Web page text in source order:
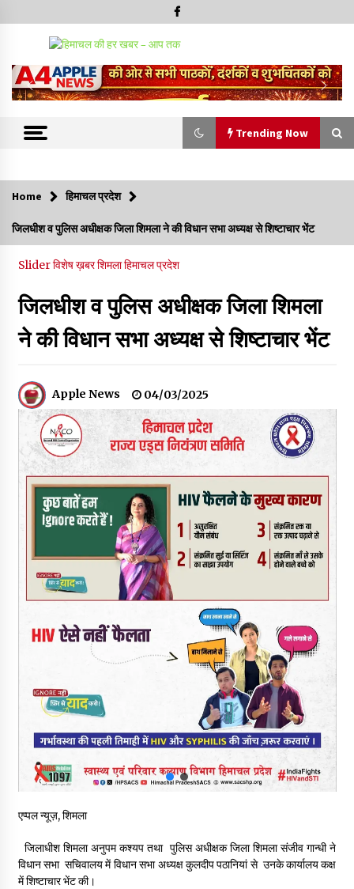
Trending Now
शिमला पुलिस में बड़ी अनुशासनात्मक कार्रवाई, 3 पुलिसकर्मी निलंबित
07/08/2026
6 साल में पीएम नरेंद्र मोदी के विदेश दौरों पर 557 करोड़ खर्च, सरकार ने
07/08/2026
रूपी भावा वन्यजीव अभयारण्य में फिर दिखा जंगलों का ‘खामोश पहरेदार’, दुर्लभ
भ्रष्टाचार से अर्जित संपत्ति जब्त कर गरीबों में बांटेगी हिमाचल सरकार -CM
06/08/2026
नितिन गडकरी से मिले विक्रमादित्य सिंह, हिमाचल की सड़क परियोजनाओं को
मिली बड़ी सौगात
06/08/2026
आपदा के दौरान मीडिया संचार एवं सूचना प्रबंधन पर शिमला में एक दिवसीय
ओरिएंटेशन कार्यशाला आयोजित
06/08/2026
नेता प्रतिपक्ष जयराम के आरोप निराधार, सबूत हैं तो सार्वजनिक करें: नरेश
चौहान
06/08/2026
बड़ी ख़बर – अनुबंध कर्मचारियों को बैक डेट से नहीं मिलेगा नियमितीकरण,
शिक्षा निदेशालय ने जारी किया स्पष्टीकरण
05/08/2026
देहरा पुलिस की बड़ी कार्रवाई- 90 लाख नकद और 2 करोड़के सोने के
आभूषण बरामद, 7 आरोपी गिरफ्तार
पिंजौर-बद्दी फोरलेन परियोजना को मिली बड़ी गति, 378.48 करोड़ की लागत
से बैलेंस कार्य का अवार्ड जारी : हर्ष महाजन
Home हिमाचल प्रदेश
जिलधीश व पुलिस अधीक्षक जिला शिमला ने की विधान सभा अध्यक्ष से शिष्टाचार भेंट
Sliderविशेष ख़बरशिमलाहिमाचल प्रदेश
जिलधीश व पुलिस अधीक्षक जिला शिमला
ने की विधान सभा अध्यक्ष से शिष्टाचार भेंट
Apple News 04/03/2025
एप्पल न्यूज़, शिमला
जिलाधीश शिमला अनुपम कश्यप तथा पुलिस अधीक्षक जिला शिमला संजीव गान्धी ने
विधान सभा सचिवालय में विधान सभा अध्यक्ष कुलदीप पठानियां से उनके कार्यालय कक्ष
में शिष्टाचार भेंट की।